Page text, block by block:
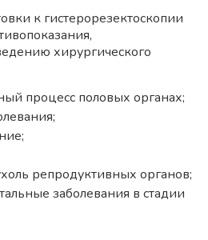
к гистерорезектоскопии
хирургического
процесс половых органах;
репродуктивных органов;
заболевания в стадии